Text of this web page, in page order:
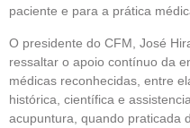
paciente e para a prática
O presidente do CFM, José
ressaltar o apoio contínuo da
médicas reconhecidas, entre
histórica, científica e
acupuntura, quando praticada